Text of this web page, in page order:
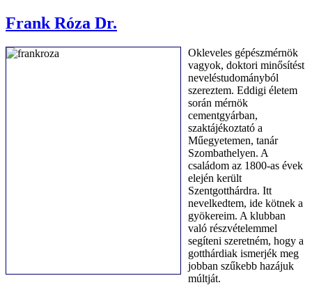
Frank Róza Dr.
Okleveles gépészmérnök
vagyok, doktori minősítést
neveléstudományból
szereztem. Eddigi életem
során mérnök
cementgyárban,
szaktájékoztató a
Műegyetemen, tanár
Szombathelyen. A
családom az 1800-as évek
elején került
Szentgotthárdra. Itt
nevelkedtem, ide kötnek a
gyökereim. A klubban
való részvételemmel
segíteni szeretném, hogy a
gotthárdiak ismerjék meg
jobban szűkebb hazájuk
múltját.